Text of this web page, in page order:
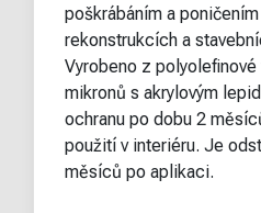
poškrábáním a
rekonstrukcích a
Vyrobeno z
mikronů s akrylovým
ochranu po dobu 2
použití v interiéru. Je
měsíců po aplikaci.